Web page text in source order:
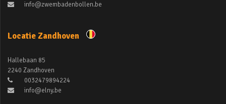
info@zwembadenbollen.be
Locatie Zandhoven
Hallebaan 85
2240 Zandhoven
0032479894224
info@elny.be